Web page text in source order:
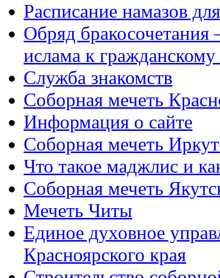
Расписание намазов
Обряд
ислама к гражданскому
Служба знакомств
Соборная мечеть
Информация о сайте
Соборная мечеть
Что такое маджлис и
Соборная мечеть
Мечеть Читы
Единое духовное
Красноярского края